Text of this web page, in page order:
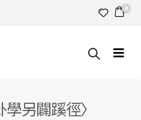
0
學另闢蹊徑〉